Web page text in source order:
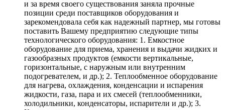
и за время своего существования заняла прочные
позиции среди поставщиков оборудования и
зарекомендовала себя как надежный партнер, мы готовы
поставить Вашему предприятию следующие типы
технологического оборудования: 1. Емкостное
оборудование для приема, хранения и выдачи жидких и
газообразных продуктов (емкости вертикальные,
горизонтальные, с наружным или внутренним
подогревателем, и др.); 2. Теплообменное оборудование
для нагрева, охлаждения, конденсации и испарения
жидкости, газа, пара и их смесей (теплообменники,
холодильники, конденсаторы, испарители и др.); 3.